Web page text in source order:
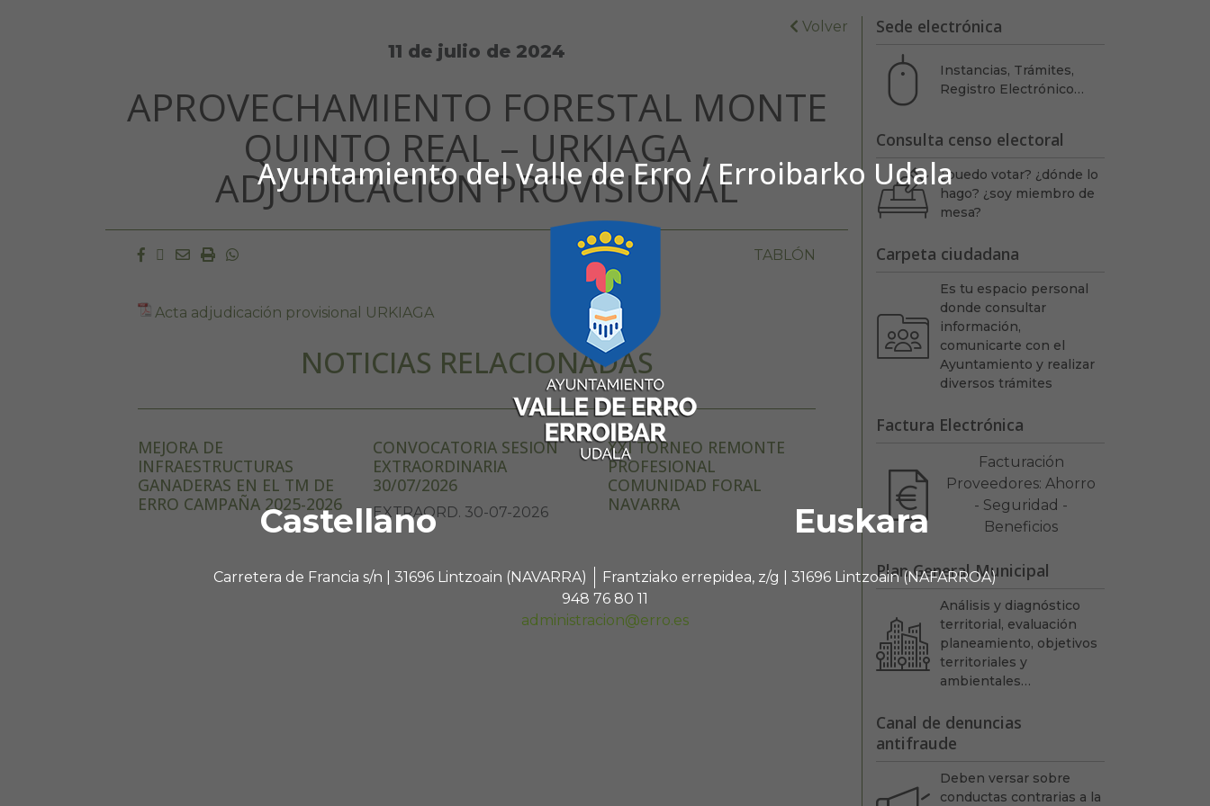
Ayuntamiento del Valle de Erro / Erroibarko Udala
Castellano Euskara
Carretera de Francia s/n | 31696 Lintzoain (NAVARRA)
Frantziako errepidea, z/g | 31696 Lintzoain (NAFARROA)
948 76 80 11
administracion@erro.es
Volver
11 de julio de 2024
APROVECHAMIENTO FORESTAL MONTE
QUINTO REAL – URKIAGA ,
ADJUDICACIÓN PROVISIONAL
Facebook
Twitter
EmailImprimir
Whatsapp TABLÓN
Acta adjudicación provisional URKIAGA
NOTICIAS RELACIONADAS
MEJORA DE
INFRAESTRUCTURAS
GANADERAS EN EL TM DE
ERRO CAMPAÑA 2025-2026
CONVOCATORIA SESION
EXTRAORDINARIA
30/07/2026
EXTRAORD. 30-07-2026
XXI TORNEO REMONTE
PROFESIONAL
COMUNIDAD FORAL
NAVARRA
Sede electrónica
Instancias, Trámites,
Registro Electrónico…
Consulta censo electoral
¿puedo votar? ¿dónde lo
hago? ¿soy miembro de
mesa?
Carpeta ciudadana
Es tu espacio personal
donde consultar
información,
comunicarte con el
Ayuntamiento y realizar
diversos trámites
Factura Electrónica
Facturación
Proveedores: Ahorro
- Seguridad -
Beneficios
Plan General Municipal
Análisis y diagnóstico
territorial, evaluación
planeamiento, objetivos
territoriales y
ambientales…
Canal de denuncias
antifraude
Deben versar sobre
conductas contrarias a la